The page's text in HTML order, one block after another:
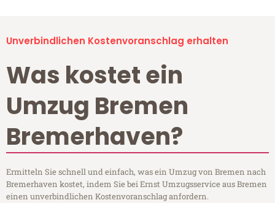
Unverbindlichen Kostenvoranschlag erhalten
Was kostet ein
Umzug Bremen
Bremerhaven?
Ermitteln Sie schnell und einfach, was ein Umzug von Bremen nach
Bremerhaven kostet, indem Sie bei Ernst Umzugsservice aus Bremen
einen unverbindlichen Kostenvoranschlag anfordern.